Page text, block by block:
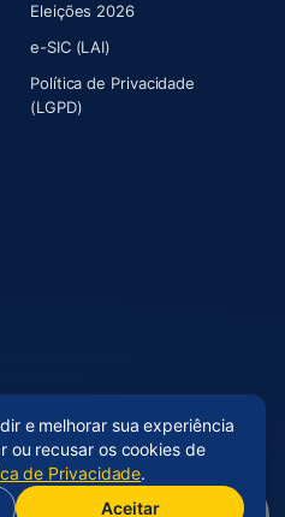
Eleições 2026
e-SIC (LAI)
Política de Privacidade
(LGPD)
reservados
e melhorar sua experiência
ou recusar os cookies de
de Privacidade.
Aceitar